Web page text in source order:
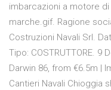
imbarcazioni a motore
marche.gif. Ragione
Costruzioni Navali Srl.
Tipo: COSTRUTTORE. 9
Darwin 86, from €6.5m |
Cantieri Navali Chioggia